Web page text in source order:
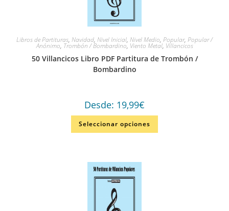
Libros de Partituras, Navidad, Nivel Inicial, Nivel Medio, Popular, Popular /
Anónimo, Trombón / Bombardino, Viento Metal, Villancicos
50 Villancicos Libro PDF Partitura de Trombón /
Bombardino
Desde: 19,99€
Seleccionar opciones